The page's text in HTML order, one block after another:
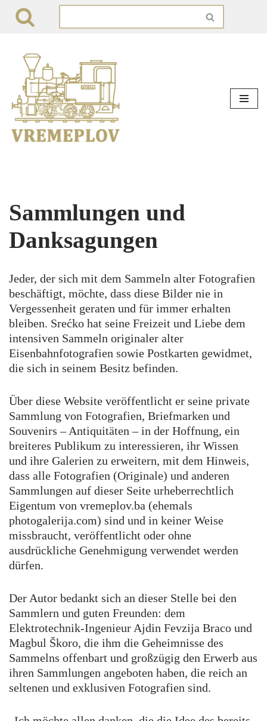
springen
Sammlungen und
Danksagungen
Jeder, der sich mit dem Sammeln alter Fotografien
beschäftigt, möchte, dass diese Bilder nie in
Vergessenheit geraten und für immer erhalten
bleiben. Srećko hat seine Freizeit und Liebe dem
intensiven Sammeln originaler alter
Eisenbahnfotografien sowie Postkarten gewidmet,
die sich in seinem Besitz befinden.
Über diese Website veröffentlicht er seine private
Sammlung von Fotografien, Briefmarken und
Souvenirs – Antiquitäten – in der Hoffnung, ein
breiteres Publikum zu interessieren, ihr Wissen
und ihre Galerien zu erweitern, mit dem Hinweis,
dass alle Fotografien (Originale) und anderen
Sammlungen auf dieser Seite urheberrechtlich
Eigentum von vremeplov.ba (ehemals
photogalerija.com) sind und in keiner Weise
missbraucht, veröffentlicht oder ohne
ausdrückliche Genehmigung verwendet werden
dürfen.
Der Autor bedankt sich an dieser Stelle bei den
Sammlern und guten Freunden: dem
Elektrotechnik-Ingenieur Ajdin Fevzija Braco und
Magbul Škoro, die ihm die Geheimnisse des
Sammelns offenbart und großzügig den Erwerb aus
ihren Sammlungen angeboten haben, die reich an
seltenen und exklusiven Fotografien sind.